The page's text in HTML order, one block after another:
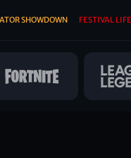
SHOWDOWN FESTIVAL